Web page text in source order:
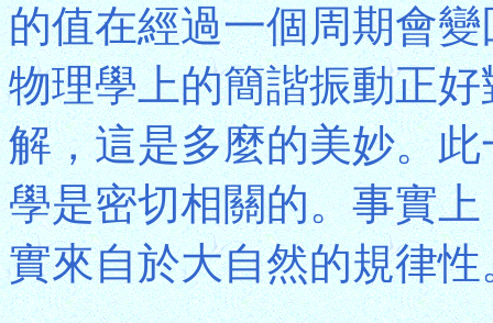
的值在經過一個周期會
物理學上的簡諧振動正
解，這是多麼的美妙。
學是密切相關的。事實
實來自於大自然的規律性